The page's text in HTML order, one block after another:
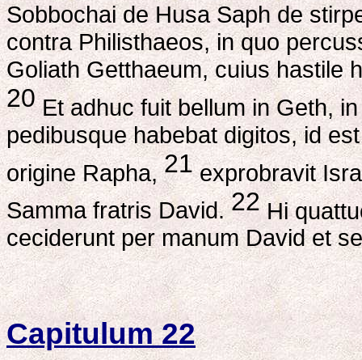
Sobbochai de Husa Saph de
contra Philisthaeos, in quo
Goliath Getthaeum, cuius hastile
20Et adhuc fuit bellum in Geth,
pedibusque habebat digitos, id
origine Rapha,21exprobravit
Samma fratris David.22Hi
ceciderunt per manum David et
Capitulum 22